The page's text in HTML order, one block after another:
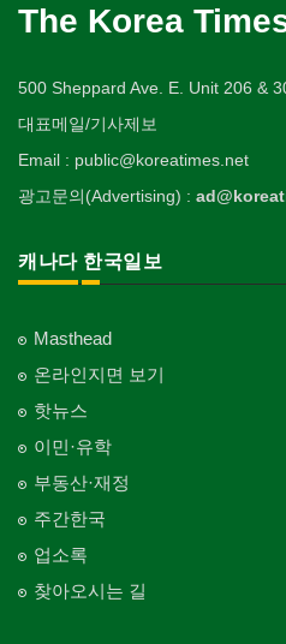
The Korea
500 Sheppard Ave. E. Unit 206 &
대표메일/기사제보
Email : public@koreatimes.net
광고문의(Advertising) :
캐나다 한국일보
Masthead
온라인지면 보기
핫뉴스
이민·유학
부동산·재정
주간한국
업소록
찾아오시는 길